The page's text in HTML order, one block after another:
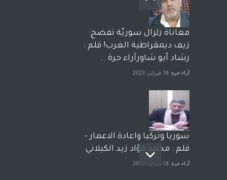
معاناة زلزال سوريّة تفضح:
زيف ديمقراطية الغرب! قلم :
رشاد أبو شاورآراء حرة ..
آراء حرة 18 فبراير، 2023
سوريا وتركيا واعادة الاعمار -
قلم : محمد فؤاد زيد الكيلاني
آراء حرة 18 فبراير، 2023